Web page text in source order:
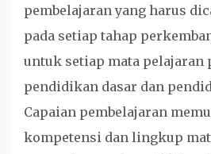
pembelajaran yang harus
pada setiap tahap
untuk setiap mata pelajaran
pendidikan dasar dan
Capaian pembelajaran
kompetensi dan lingkup